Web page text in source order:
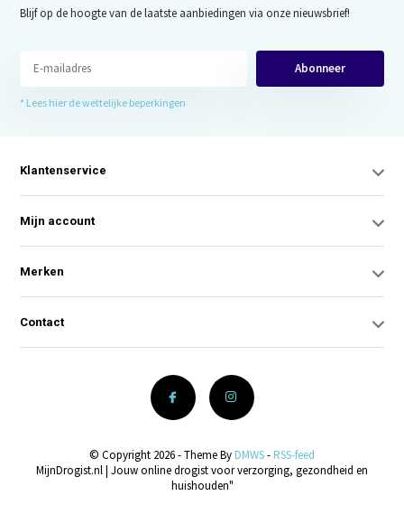
Blijf op de hoogte van de laatste aanbiedingen via onze nieuwsbrief!
Abonneer
* Lees hier de wettelijke beperkingen
Klantenservice
Mijn account
Merken
Contact
© Copyright 2026 - Theme By DMWS- RSS-feed
MijnDrogist.nl | Jouw online drogist voor verzorging, gezondheid en
huishouden"